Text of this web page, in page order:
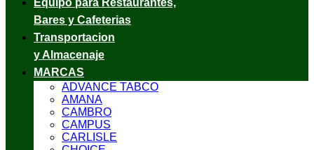
Equipo para Restaurantes,
Bares y Cafeterias
Transportacion
y Almacenaje
MARCAS
ADVANCE TABCO
AMANA
CAMBRO
CAMPUS
CARLISLE